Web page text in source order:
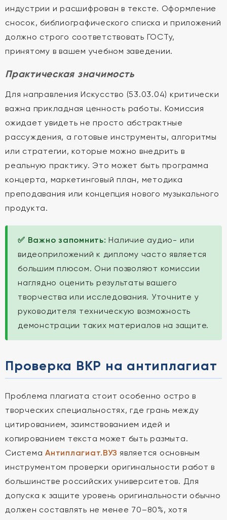
индустрии и расшифрован в тексте. Оформление
сносок, библиографического списка и приложений
должно строго соответствовать ГОСТу,
принятому в вашем учебном заведении.
Практическая значимость
Для направления Искусство (53.03.04) критически
важна прикладная ценность работы. Комиссия
ожидает увидеть не просто абстрактные
рассуждения, а готовые инструменты, алгоритмы
или стратегии, которые можно внедрить в
реальную практику. Это может быть программа
концерта, маркетинговый план, методика
преподавания или концепция нового музыкального
продукта.
✅ Важно запомнить: Наличие аудио- или
видеоприложений к диплому часто является
большим плюсом. Они позволяют комиссии
наглядно оценить результаты вашего
творчества или исследования. Уточните у
руководителя техническую возможность
демонстрации таких материалов на защите.
Проверка ВКР на антиплагиат
Проблема плагиата стоит особенно остро в
творческих специальностях, где грань между
цитированием, заимствованием идей и
копированием текста может быть размыта.
Система Антиплагиат.ВУЗ является основным
инструментом проверки оригинальности работ в
большинстве российских университетов. Для
допуска к защите уровень оригинальности обычно
должен составлять не менее 70–80%, хотя